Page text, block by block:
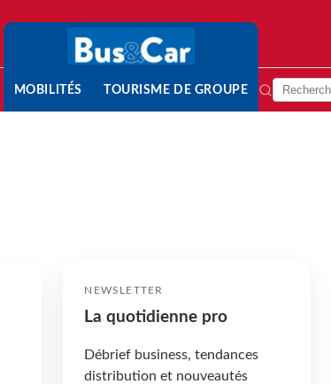
MOBILITÉS TOURISME DE GROUPE
NEWSLETTER
La quotidienne pro
Débrief business, tendances
distribution et nouveautés